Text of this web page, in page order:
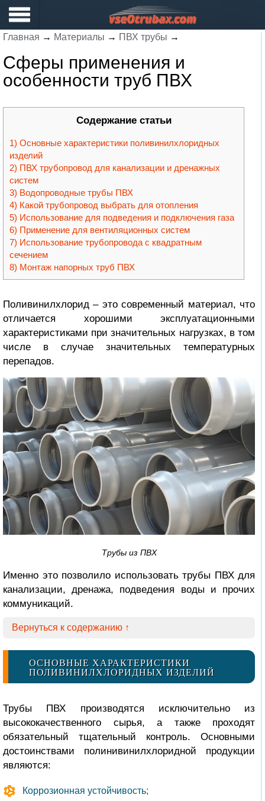
Главная → Материалы → ПВХ трубы →
Сферы применения и
особенности труб ПВХ
Содержание статьи
Основные характеристики поливинилхлоридных
изделий
ПВХ трубопровод для канализации и дренажных
систем
Водопроводные трубы ПВХ
Какой трубопровод выбрать для отопления
Использование для подведения и подключения газа
Применение для вентиляционных систем
Использование трубопровода с квадратным
сечением
Монтаж напорных труб ПВХ
Поливинилхлорид – это современный материал, что
отличается хорошими эксплуатационными
характеристиками при значительных нагрузках, в том
числе в случае значительных температурных
перепадов.
Трубы из ПВХ
Именно это позволило использовать трубы ПВХ для
канализации, дренажа, подведения воды и прочих
коммуникаций.
Вернуться к содержанию ↑
ОСНОВНЫЕ ХАРАКТЕРИСТИКИ
ПОЛИВИНИЛХЛОРИДНЫХ ИЗДЕЛИЙ
Трубы ПВХ производятся исключительно из
высококачественного сырья, а также проходят
обязательный тщательный контроль. Основными
достоинствами полинивинилхлоридной продукции
являются:
Коррозионная устойчивость;